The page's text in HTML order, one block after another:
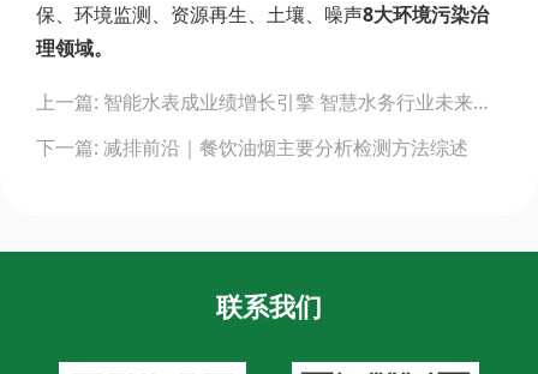
保、环境监测、资源再生、土壤、噪声8大环境污染治
理领域。
navigation
上一篇: 智能水表成业绩增长引擎 智慧水务行业未来可期
下一篇: 减排前沿｜餐饮油烟主要分析检测方法综述
联系我们